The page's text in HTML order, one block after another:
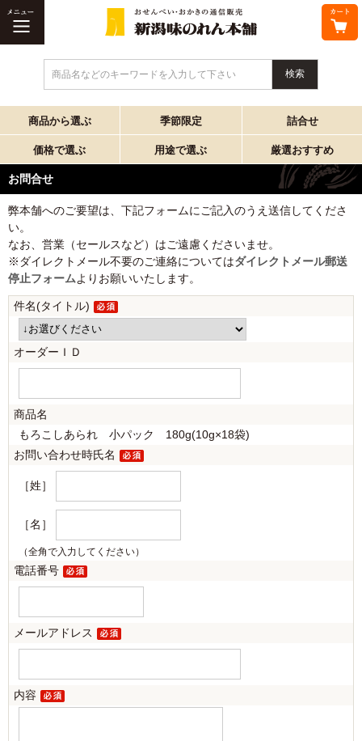
商品名などのキーワードを入力して下さい
商品から選ぶ 季節限定 詰合せ
価格で選ぶ 用途で選ぶ 厳選おすすめ
お問合せ
弊本舗へのご要望は、下記フォームにご記入のうえ送信してくださ
い。
なお、営業（セールスなど）はご遠慮くださいませ。
※ダイレクトメール不要のご連絡についてはダイレクトメール郵送
停止フォームよりお願いいたします。
件名(タイトル)
オーダーＩＤ
商品名
もろこしあられ 小パック 180g(10g×18袋)
お問い合わせ時氏名
［姓］
［名］
（全角で入力してください）
電話番号
メールアドレス
内容